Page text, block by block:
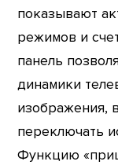
показывают
режимов и
панель
динамики
изображения,
переключать
Функцию